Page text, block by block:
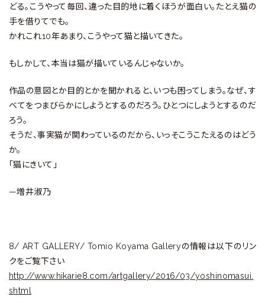
どる。こうやって毎回、違った目的地に着くほうが面白い。たとえ猫の
手を借りてでも。
かれこれ10年あまり、こうやって猫と描いてきた。
もしかして、本当は猫が描いているんじゃないか。
作品の意図とか目的とかを聞かれると、いつも困ってしまう。なぜ、す
べてをつまびらかにしようとするのだろう。ひとつにしようとするのだ
ろう。
そうだ、事実猫が関わっているのだから、いっそこうこたえるのはどう
か。
「猫にきいて」
—増井淑乃
8/ ART GALLERY/ Tomio Koyama Galleryの情報は以下のリン
クをご覧下さい
http://www.hikarie8.com/artgallery/2016/03/yoshinomasui.
shtml